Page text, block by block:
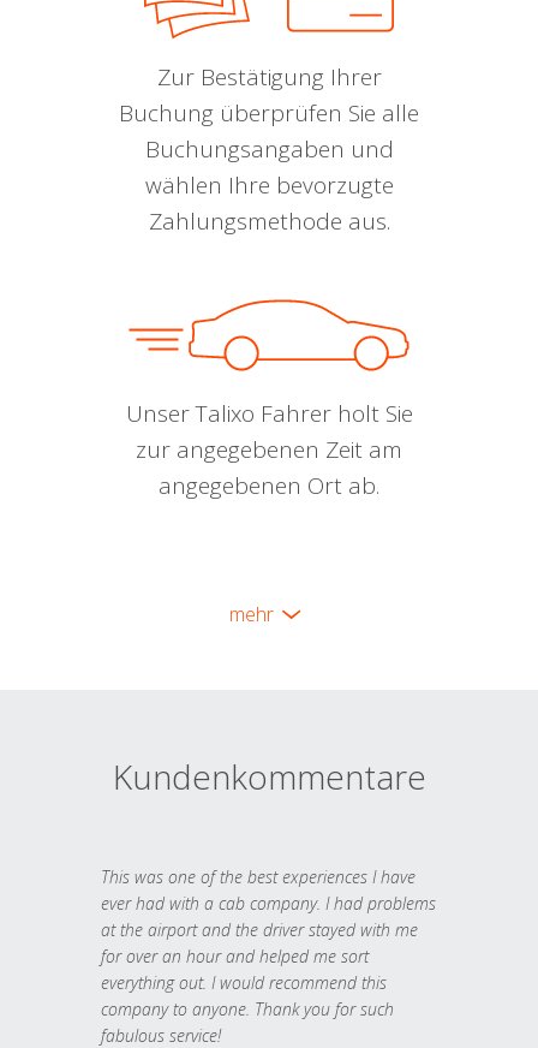
Zur Bestätigung Ihrer
Buchung überprüfen Sie alle
Buchungsangaben und
wählen Ihre bevorzugte
Zahlungsmethode aus.
Unser Talixo Fahrer holt Sie
zur angegebenen Zeit am
angegebenen Ort ab.
mehr
Kundenkommentare
This was one of the best experiences I have
ever had with a cab company. I had problems
at the airport and the driver stayed with me
for over an hour and helped me sort
everything out. I would recommend this
company to anyone. Thank you for such
fabulous service!